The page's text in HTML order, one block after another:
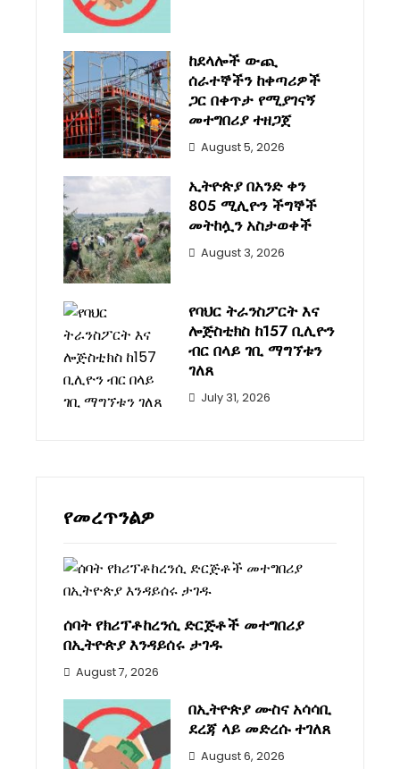
ከደላሎች ውጪ
ሰራተኞችን ከቀጣሪዎች
ጋር በቀጥታ የሚያገናኝ
መተግበሪያ ተዘጋጀ
August 5, 2026
ኢትዮጵያ በአንድ ቀን
805 ሚሊዮን ችግኞች
መትከሏን አስታወቀች
August 3, 2026
የባህር ትራንስፖርት እና
ሎጅስቲክስ ከ157 ቢሊዮን
ብር በላይ ገቢ ማግኘቱን
ገለጸ
July 31, 2026
የመረጥንልዎ
ሰባት የክሪፕቶከረንሲ ድርጅቶች መተግበሪያ
በኢትዮጵያ እንዳይሰሩ ታገዱ
August 7, 2026
በኢትዮጵያ ሙስና አሳሳቢ
ደረጃ ላይ መድረሱ ተገለጸ
August 6, 2026